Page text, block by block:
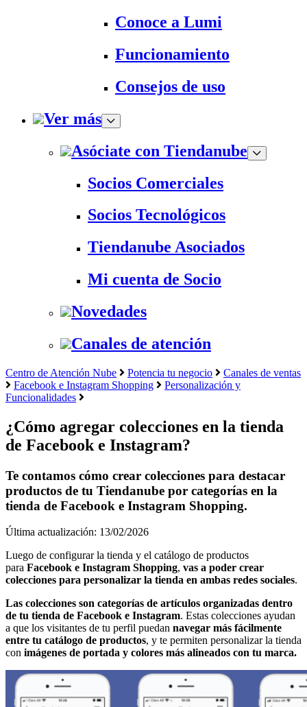
Conoce a Lumi
Funcionamiento
Consejos de uso
Ver más
Asóciate con Tiendanube
Socios Comerciales
Socios Tecnológicos
Tiendanube Asociados
Mi cuenta de Socio
Novedades
Canales de atención
Centro de Atención Nube Potencia tu negocio
Canales de ventas
Facebook e Instagram Shopping
Personalización y
Funcionalidades
¿Cómo agregar colecciones en la tienda
de Facebook e Instagram?
Te contamos cómo crear colecciones para destacar
productos de tu Tiendanube por categorías en la
tienda de Facebook e Instagram Shopping.
Última actualización: 13/02/2026
Luego de configurar la tienda y el catálogo de productos
para Facebook e Instagram Shopping, vas a poder crear
colecciones para personalizar la tienda en ambas redes sociales.
Las colecciones son categorías de artículos organizadas dentro
de tu tienda de Facebook e Instagram. Estas colecciones ayudan
a que los visitantes de tu perfil puedan navegar más fácilmente
entre tu catálogo de productos, y te permiten personalizar la tienda
con imágenes de portada y colores más alineados con tu marca.